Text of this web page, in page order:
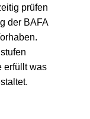
prüfen
der BAFA
erfüllt was